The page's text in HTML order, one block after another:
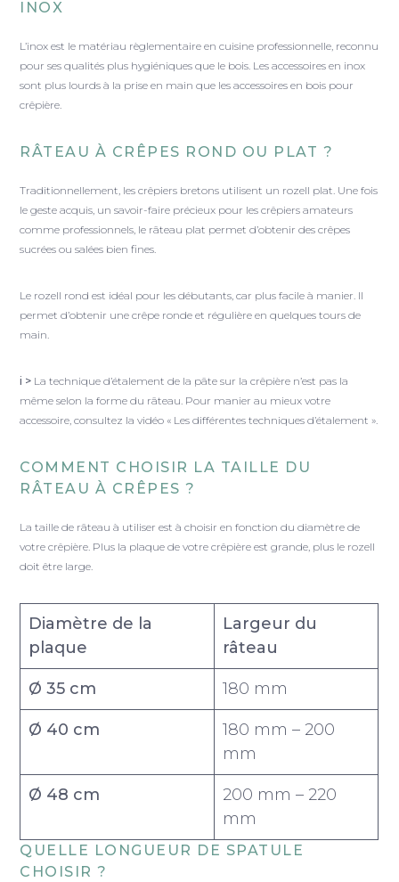
INOX
L’inox est le matériau règlementaire en cuisine professionnelle, reconnu
pour ses qualités plus hygiéniques que le bois. Les accessoires en inox
sont plus lourds à la prise en main que les accessoires en bois pour
crêpière.
RÂTEAU À CRÊPES ROND OU PLAT ?
Traditionnellement, les crêpiers bretons utilisent un rozell plat. Une fois
le geste acquis, un savoir-faire précieux pour les crêpiers amateurs
comme professionnels, le râteau plat permet d’obtenir des crêpes
sucrées ou salées bien fines.
Le rozell rond est idéal pour les débutants, car plus facile à manier. Il
permet d’obtenir une crêpe ronde et régulière en quelques tours de
main.
i > La technique d’étalement de la pâte sur la crêpière n’est pas la
même selon la forme du râteau. Pour manier au mieux votre
accessoire, consultez la vidéo « Les différentes techniques d’étalement ».
COMMENT CHOISIR LA TAILLE DU
RÂTEAU À CRÊPES ?
La taille de râteau à utiliser est à choisir en fonction du diamètre de
votre crêpière. Plus la plaque de votre crêpière est grande, plus le rozell
doit être large.
Diamètre de la
plaque
Largeur du
râteau
Ø 35 cm 180 mm
Ø 40 cm
180 mm – 200
mm
Ø 48 cm
200 mm – 220
mm
QUELLE LONGUEUR DE SPATULE
CHOISIR ?